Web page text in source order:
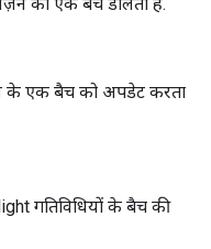
के एक बैच को अपडेट करता
गतिविधियों के बैच की